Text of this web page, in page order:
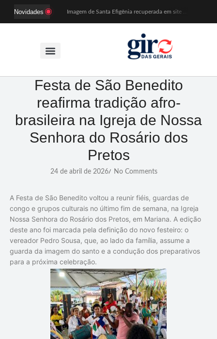
Novidades
Sabadinho na Passagem celebra as tradições populares em sua 11ª edição
Festa de São Benedito
reafirma tradição afro-
brasileira na Igreja de Nossa
Senhora do Rosário dos
Pretos
24 de abril de 2026/ No Comments
A Festa de São Benedito voltou a reunir fiéis, guardas de
congo e grupos culturais no último fim de semana, na Igreja
Nossa Senhora do Rosário dos Pretos, em Mariana. A edição
deste ano foi marcada pela definição do novo festeiro: o
vereador Pedro Sousa, que, ao lado da família, assume a
guarda da imagem do santo e a condução dos preparativos
para a próxima celebração.